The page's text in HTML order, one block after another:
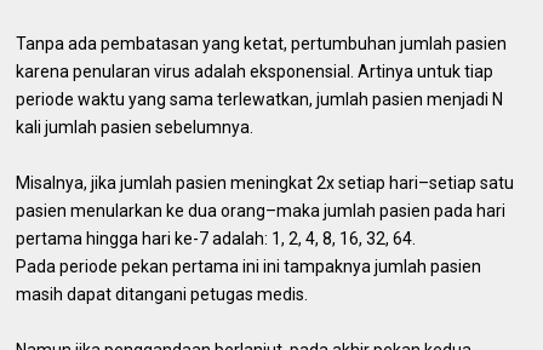
Tanpa ada pembatasan yang ketat, pertumbuhan jumlah pasien
karena penularan virus adalah eksponensial. Artinya untuk tiap
periode waktu yang sama terlewatkan, jumlah pasien menjadi N
kali jumlah pasien sebelumnya.
Misalnya, jika jumlah pasien meningkat 2x setiap hari–setiap satu
pasien menularkan ke dua orang–maka jumlah pasien pada hari
pertama hingga hari ke-7 adalah: 1, 2, 4, 8, 16, 32, 64.
Pada periode pekan pertama ini ini tampaknya jumlah pasien
masih dapat ditangani petugas medis.